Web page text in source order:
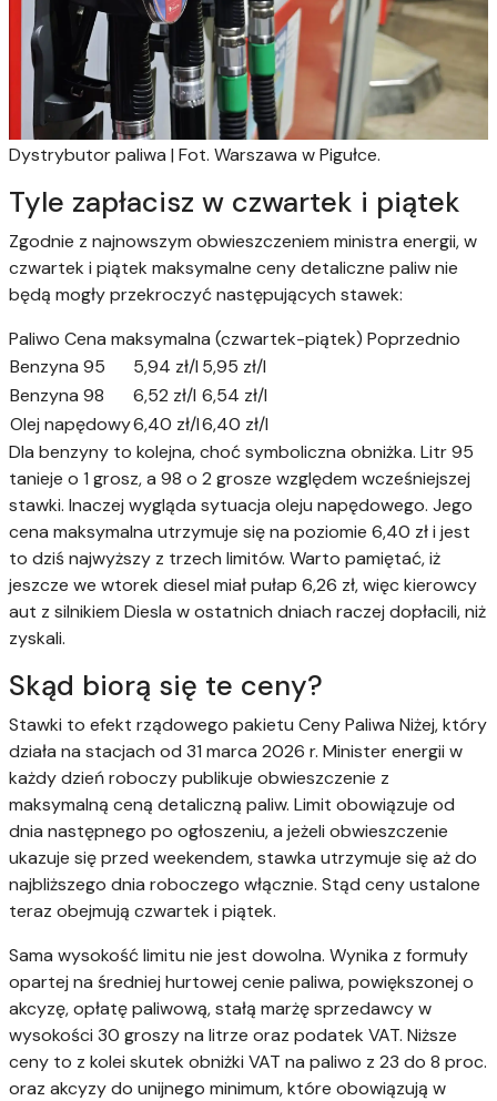
Dystrybutor paliwa | Fot. Warszawa w Pigułce.
Tyle zapłacisz w czwartek i piątek
Zgodnie z najnowszym obwieszczeniem ministra energii, w
czwartek i piątek maksymalne ceny detaliczne paliw nie
będą mogły przekroczyć następujących stawek:
Paliwo Cena maksymalna (czwartek-piątek) Poprzednio
Benzyna 95
5,94 zł/l 5,95 zł/l
Benzyna 98
6,52 zł/l 6,54 zł/l
Olej napędowy6,40 zł/l6,40 zł/l
Dla benzyny to kolejna, choć symboliczna obniżka. Litr 95
tanieje o 1 grosz, a 98 o 2 grosze względem wcześniejszej
stawki. Inaczej wygląda sytuacja oleju napędowego. Jego
cena maksymalna utrzymuje się na poziomie 6,40 zł i jest
to dziś najwyższy z trzech limitów. Warto pamiętać, iż
jeszcze we wtorek diesel miał pułap 6,26 zł, więc kierowcy
aut z silnikiem Diesla w ostatnich dniach raczej dopłacili, niż
zyskali.
Skąd biorą się te ceny?
Stawki to efekt rządowego pakietu Ceny Paliwa Niżej, który
działa na stacjach od 31 marca 2026 r. Minister energii w
każdy dzień roboczy publikuje obwieszczenie z
maksymalną ceną detaliczną paliw. Limit obowiązuje od
dnia następnego po ogłoszeniu, a jeżeli obwieszczenie
ukazuje się przed weekendem, stawka utrzymuje się aż do
najbliższego dnia roboczego włącznie. Stąd ceny ustalone
teraz obejmują czwartek i piątek.
Sama wysokość limitu nie jest dowolna. Wynika z formuły
opartej na średniej hurtowej cenie paliwa, powiększonej o
akcyzę, opłatę paliwową, stałą marżę sprzedawcy w
wysokości 30 groszy na litrze oraz podatek VAT. Niższe
ceny to z kolei skutek obniżki VAT na paliwo z 23 do 8 proc.
oraz akcyzy do unijnego minimum, które obowiązują w